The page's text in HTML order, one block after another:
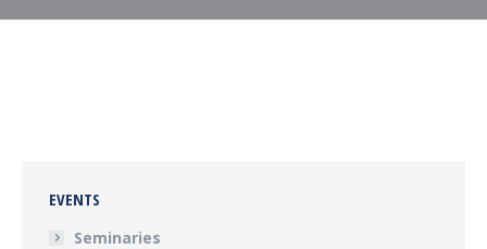
EVENTS
Seminaries